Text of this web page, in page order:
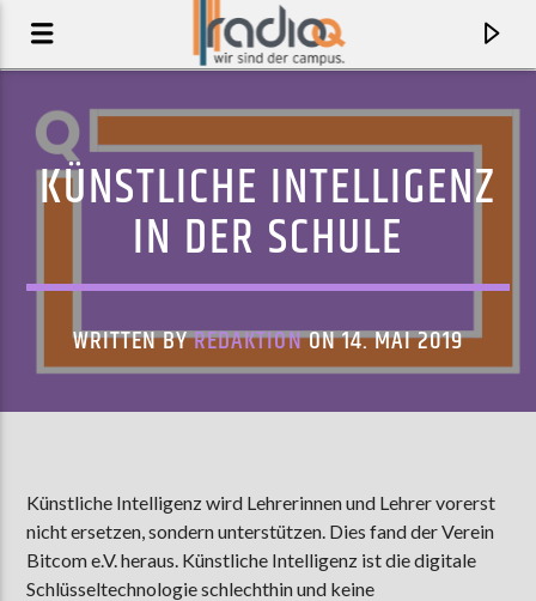
DOYATHING
GORILLAZ
KÜNSTLICHE INTELLIGENZ
IN DER SCHULE
WRITTEN BYREDAKTIONON 14. MAI 2019
Künstliche Intelligenz wird Lehrerinnen und Lehrer vorerst
nicht ersetzen, sondern unterstützen. Dies fand der Verein
Bitcom e.V. heraus. Künstliche Intelligenz ist die digitale
Schlüsseltechnologie schlechthin und keine